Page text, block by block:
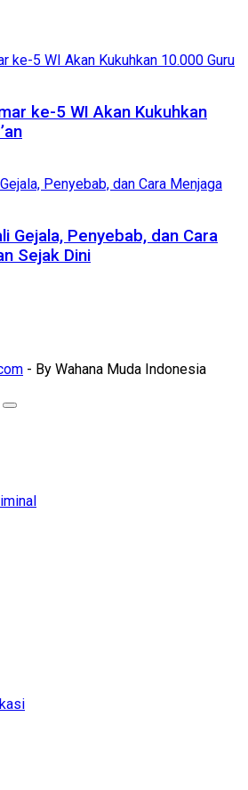
ke-5 WI Akan Kukuhkan
Gejala, Penyebab, dan Cara
Sejak Dini
- By Wahana Muda Indonesia